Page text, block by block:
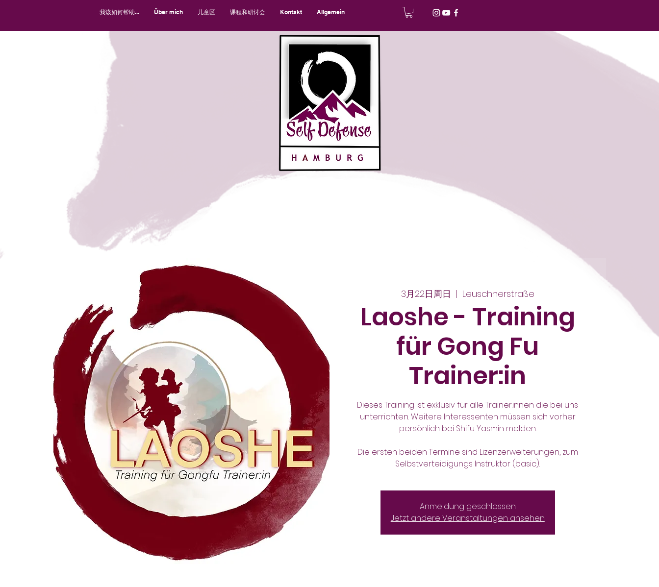
我该如何帮助... Über mich 儿童区 课程和研讨会 Kontakt Allgemein
3月22日周日
  |
Leuschnerstraße
Laoshe - Training
für Gong Fu
Trainer:in
Dieses Training ist exklusiv für alle Trainer:innen die bei uns
unterrichten. Weitere Interessenten müssen sich vorher
persönlich bei Shifu Yasmin melden.
Die ersten beiden Termine sind Lizenzerweiterungen, zum
Selbstverteidigungs Instruktor (basic).
Anmeldung geschlossen
Jetzt andere Veranstaltungen ansehen